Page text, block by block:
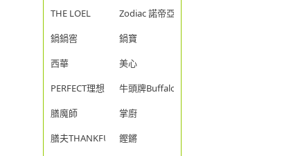
THE LOEL
Zodiac 諾帝亞
鍋鍋窖
鍋寶
西華
美心
PERFECT理想
牛頭牌Buffalo
膳魔師
掌廚
膳夫THANKFUL
鏗鏘